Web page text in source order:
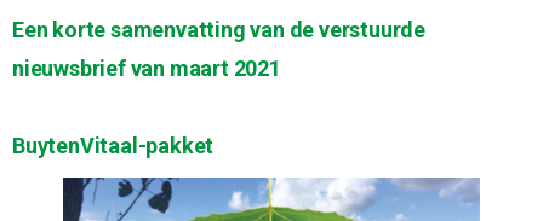
Een korte samenvatting van de verstuurde
nieuwsbrief van maart 2021
BuytenVitaal-pakket